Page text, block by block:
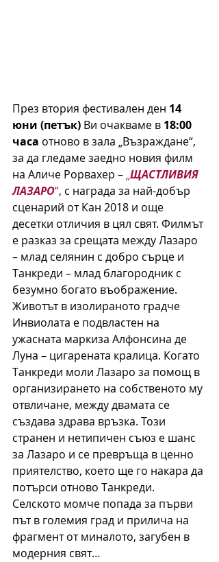
През втория фестивален ден 14
юни (петък) Ви очакваме в 18:00
часа отново в зала „Възраждане“,
за да гледаме заедно новия филм
на Аличе Рорвахер – „ЩАСТЛИВИЯ
ЛАЗАРО“, с награда за най-добър
сценарий от Кан 2018 и още
десетки отличия в цял свят. Филмът
е разказ за срещата между Лазаро
– млад селянин с добро сърце и
Танкреди – млад благородник с
безумно богато въображение.
Животът в изолираното градче
Инвиолата е подвластен на
ужасната маркиза Алфонсина де
Луна – цигарената кралица. Когато
Танкреди моли Лазаро за помощ в
организирането на собственото му
отвличане, между двамата се
създава здрава връзка. Този
странен и нетипичен съюз е шанс
за Лазаро и се превръща в ценно
приятелство, което ще го накара да
потърси отново Танкреди.
Селското момче попада за първи
път в големия град и прилича на
фрагмент от миналото, загубен в
модерния свят…